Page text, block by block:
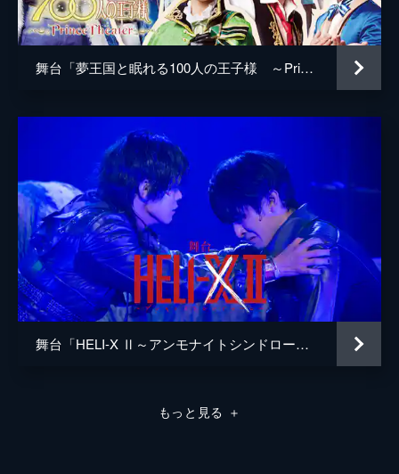
舞台「夢王国と眠れる100人の王子様 ～Prince Theater～」
舞台「HELI-X Ⅱ～アンモナイトシンドローム～」
もっと見る ＋